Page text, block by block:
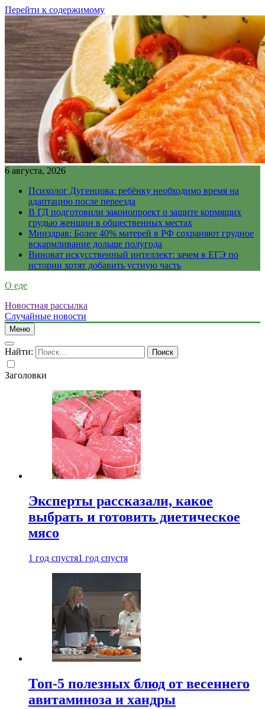
Перейти к содержимому
6 августа, 2026
Психолог Дугенцова: ребёнку необходимо время на
адаптацию после переезда
В ГД подготовили законопроект о защите кормящих
грудью женщин в общественных местах
Минздрав: Более 40% матерей в РФ сохраняют грудное
вскармливание дольше полугода
Виноват искусственный интеллект: зачем в ЕГЭ по
истории хотят добавить устную часть
О еде
Новостная рассылка
Случайные новости
Меню
Найти:
Заголовки
Эксперты рассказали, какое
выбрать и готовить диетическое
мясо
1 год спустя1 год спустя
Топ-5 полезных блюд от весеннего
авитаминоза и хандры